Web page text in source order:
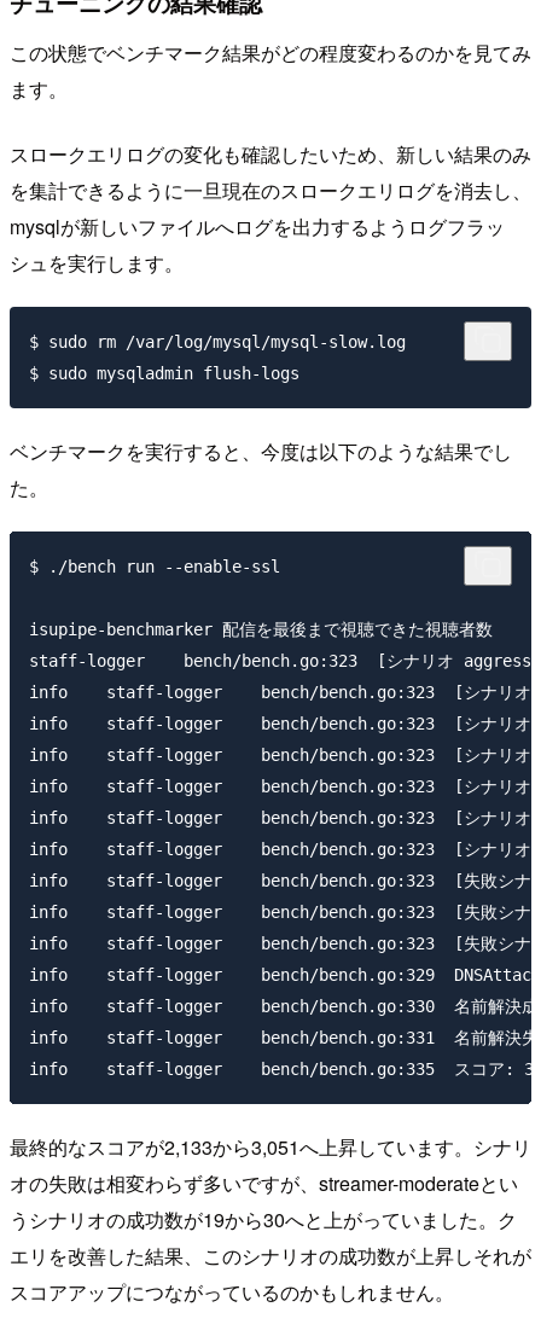
この状態でベンチマーク結果がどの程度変わるのかを見てみ
ます。
スロークエリログの変化も確認したいため、新しい結果のみ
を集計できるように一旦現在のスロークエリログを消去し、
mysqlが新しいファイルへログを出力するようログフラッ
シュを実行します。
$ sudo rm /var/log/mysql/mysql-slow.log
ベンチマークを実行すると、今度は以下のような結果でし
た。
$ ./bench run --enable-ssl
isupipe-benchmarker 配信を最後まで視聴できた視聴者数
staff-logger    bench/bench.go:323  [シナリオ
info    staff-logger    bench/bench.go:323  [シナリオ
info    staff-logger    bench/bench.go:323  [シナリオ
info    staff-logger    bench/bench.go:323  [シナリオ
info    staff-logger    bench/bench.go:323  [シナリオ
info    staff-logger    bench/bench.go:323  [シナリオ
info    staff-logger    bench/bench.go:323  [シナリオ
info    staff-logger    bench/bench.go:323  [失敗シナ
info    staff-logger    bench/bench.go:323  [失敗シナ
info    staff-logger    bench/bench.go:323  [失敗シナ
info    staff-logger    bench/bench.go:329
info    staff-logger    bench/bench.go:330  名前解決成
info    staff-logger    bench/bench.go:331  名前解決失
最終的なスコアが2,133から3,051へ上昇しています。シナリ
オの失敗は相変わらず多いですが、streamer-moderateとい
うシナリオの成功数が19から30へと上がっていました。ク
エリを改善した結果、このシナリオの成功数が上昇しそれが
スコアアップにつながっているのかもしれません。